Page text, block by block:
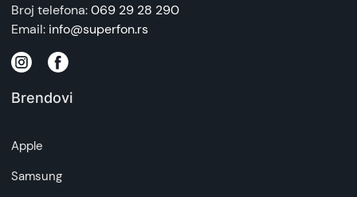
Broj telefona:069 29 28 290
Email: info@superfon.rs
Brendovi
Apple
Samsung